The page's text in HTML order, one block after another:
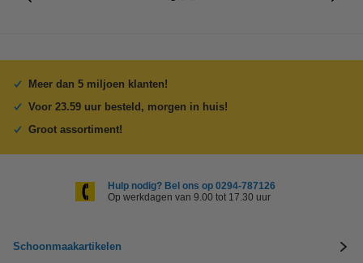
Meer dan 5 miljoen klanten!
Voor 23.59 uur besteld, morgen in huis!
Groot assortiment!
Hulp nodig? Bel ons op 0294-787126
Op werkdagen van 9.00 tot 17.30 uur
Schoonmaakartikelen